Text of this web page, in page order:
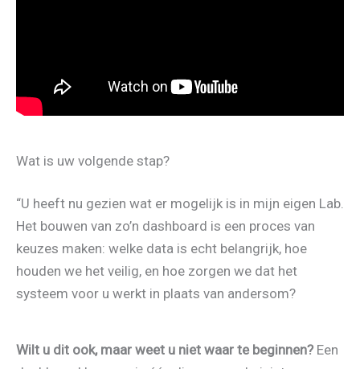
Wat is uw volgende stap?
“U heeft nu gezien wat er mogelijk is in mijn eigen Lab.
Het bouwen van zo’n dashboard is een proces van
keuzes maken: welke data is echt belangrijk, hoe
houden we het veilig, en hoe zorgen we dat het
systeem voor u werkt in plaats van andersom?
Wilt u dit ook, maar weet u niet waar te beginnen? Een